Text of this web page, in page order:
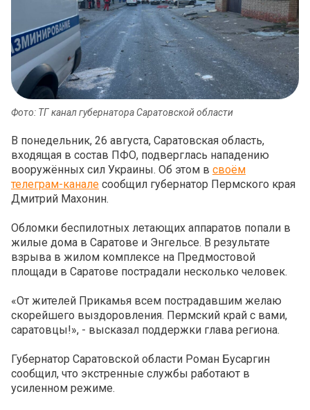
Фото: ТГ канал губернатора Саратовской области
В понедельник, 26 августа, Саратовская область,
входящая в состав ПФО, подверглась нападению
вооружённых сил Украины. Об этом в своём
телеграм-канале сообщил губернатор Пермского края
Дмитрий Махонин.
Обломки беспилотных летающих аппаратов попали в
жилые дома в Саратове и Энгельсе. В результате
взрыва в жилом комплексе на Предмостовой
площади в Саратове пострадали несколько человек.
«От жителей Прикамья всем пострадавшим желаю
скорейшего выздоровления. Пермский край с вами,
саратовцы!», - высказал поддержки глава региона.
Губернатор Саратовской области Роман Бусаргин
сообщил, что экстренные службы работают в
усиленном режиме.